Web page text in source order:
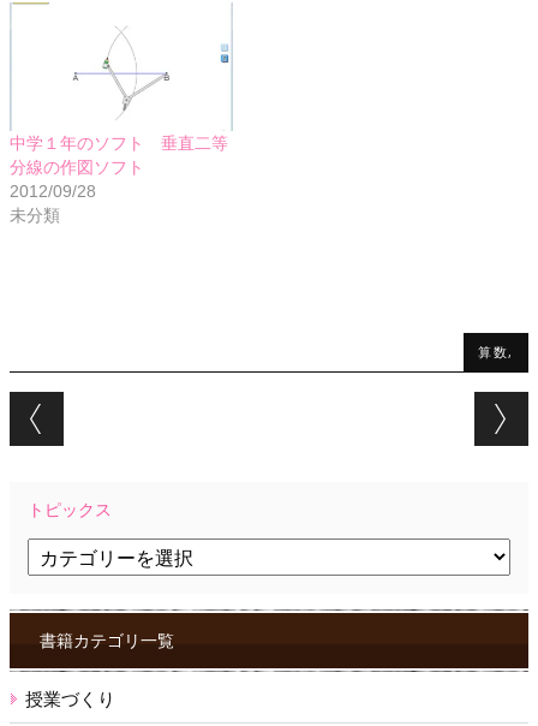
中学１年のソフト 垂直二等
分線の作図ソフト
2012/09/28
未分類
算数,
Post navigation
トピックス
ク
ス書籍カテゴリ一覧
授業づくり